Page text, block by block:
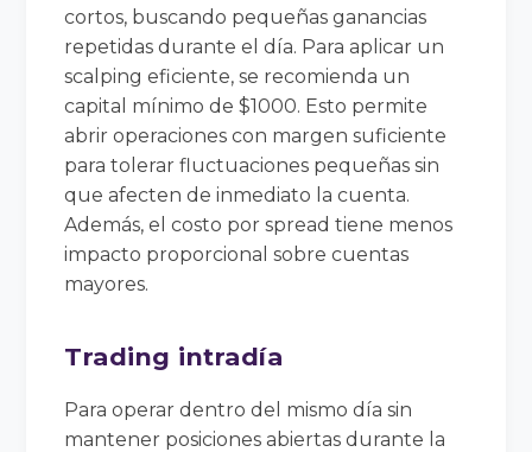
cortos, buscando pequeñas ganancias
repetidas durante el día. Para aplicar un
scalping eficiente, se recomienda un
capital mínimo de $1000. Esto permite
abrir operaciones con margen suficiente
para tolerar fluctuaciones pequeñas sin
que afecten de inmediato la cuenta.
Además, el costo por spread tiene menos
impacto proporcional sobre cuentas
mayores.
Trading intradía
Para operar dentro del mismo día sin
mantener posiciones abiertas durante la